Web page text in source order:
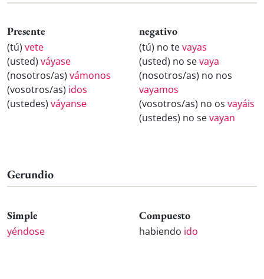
Presente
(tú) vete
(usted) váyase
(nosotros/as) vámonos
(vosotros/as) idos
(ustedes) váyanse
negativo
(tú) no tevayas
(usted) no sevaya
(nosotros/as) no nos
vayamos
(vosotros/as) no os vayáis
(ustedes) no sevayan
Gerundio
Simple
yéndose
Compuesto
habiendo ido